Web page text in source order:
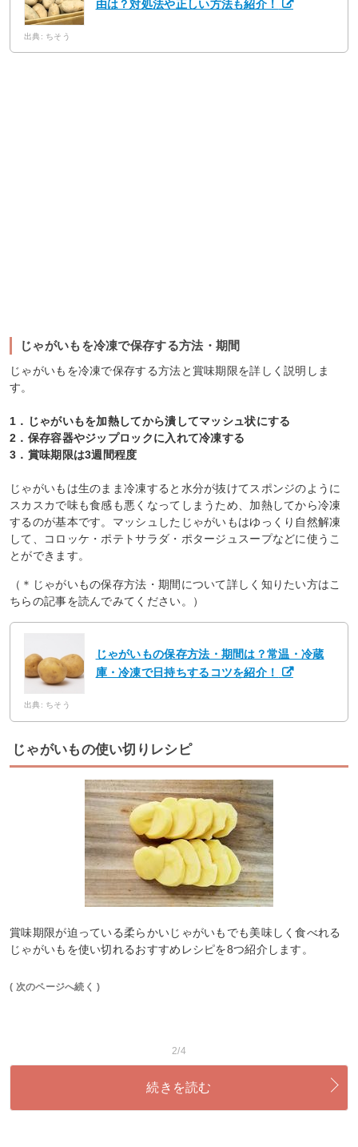
由は？対処法や正しい方法も紹介！
出典: ちそう
じゃがいもを冷凍で保存する方法・期間
じゃがいもを冷凍で保存する方法と賞味期限を詳しく説明しま
す。
1．じゃがいもを加熱してから潰してマッシュ状にする
2．保存容器やジップロックに入れて冷凍する
3．賞味期限は3週間程度
じゃがいもは生のまま冷凍すると水分が抜けてスポンジのように
スカスカで味も食感も悪くなってしまうため、加熱してから冷凍
するのが基本です。マッシュしたじゃがいもはゆっくり自然解凍
して、コロッケ・ポテトサラダ・ポタージュスープなどに使うこ
とができます。
（＊じゃがいもの保存方法・期間について詳しく知りたい方はこ
ちらの記事を読んでみてください。）
じゃがいもの保存方法・期間は？常温・冷蔵
庫・冷凍で日持ちするコツを紹介！
出典: ちそう
じゃがいもの使い切りレシピ
賞味期限が迫っている柔らかいじゃがいもでも美味しく食べれる
じゃがいもを使い切れるおすすめレシピを8つ紹介します。
( 次のページへ続く )
2/4
続きを読む